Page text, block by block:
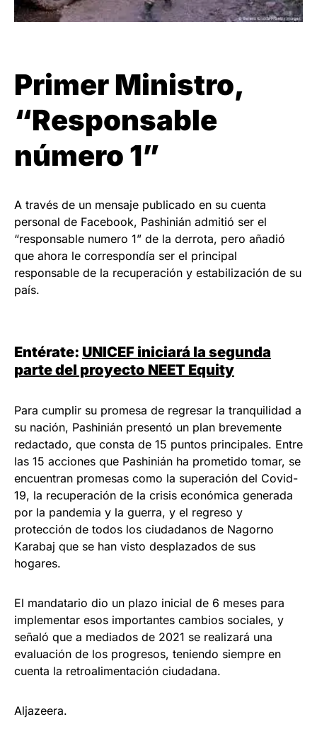
Primer Ministro,
“Responsable
número 1”
A través de un mensaje publicado en su cuenta
personal de Facebook, Pashinián admitió ser el
“responsable numero 1” de la derrota, pero añadió
que ahora le correspondía ser el principal
responsable de la recuperación y estabilización de su
país.
Entérate: UNICEF iniciará la segunda
parte del proyecto NEET Equity
Para cumplir su promesa de regresar la tranquilidad a
su nación, Pashinián presentó un plan brevemente
redactado, que consta de 15 puntos principales. Entre
las 15 acciones que Pashinián ha prometido tomar, se
encuentran promesas como la superación del Covid-
19, la recuperación de la crisis económica generada
por la pandemia y la guerra, y el regreso y
protección de todos los ciudadanos de Nagorno
Karabaj que se han visto desplazados de sus
hogares.
El mandatario dio un plazo inicial de 6 meses para
implementar esos importantes cambios sociales, y
señaló que a mediados de 2021 se realizará una
evaluación de los progresos, teniendo siempre en
cuenta la retroalimentación ciudadana.
Aljazeera.